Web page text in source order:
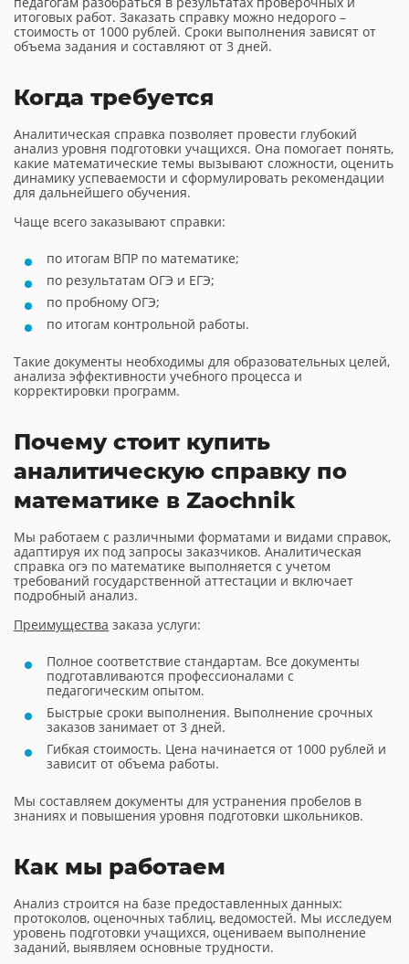
итоговых работ. Заказать справку можно недорого –
стоимость от 1000 рублей. Сроки выполнения зависят от
объема задания и составляют от 3 дней.
Когда требуется
Аналитическая справка позволяет провести глубокий
анализ уровня подготовки учащихся. Она помогает понять,
какие математические темы вызывают сложности, оценить
динамику успеваемости и сформулировать рекомендации
для дальнейшего обучения.
Чаще всего заказывают справки:
по итогам ВПР по математике;
по результатам ОГЭ и ЕГЭ;
по пробному ОГЭ;
по итогам контрольной работы.
Такие документы необходимы для образовательных целей,
анализа эффективности учебного процесса и
корректировки программ.
Почему стоит купить
аналитическую справку по
математике в Zaochnik
Мы работаем с различными форматами и видами справок,
адаптируя их под запросы заказчиков. Аналитическая
справка огэ по математике выполняется с учетом
требований государственной аттестации и включает
подробный анализ.
Преимущества заказа услуги:
Полное соответствие стандартам. Все документы
подготавливаются профессионалами с
педагогическим опытом.
Быстрые сроки выполнения. Выполнение срочных
заказов занимает от 3 дней.
Гибкая стоимость. Цена начинается от 1000 рублей и
зависит от объема работы.
Мы составляем документы для устранения пробелов в
знаниях и повышения уровня подготовки школьников.
Как мы работаем
Анализ строится на базе предоставленных данных:
протоколов, оценочных таблиц, ведомостей. Мы исследуем
уровень подготовки учащихся, оцениваем выполнение
заданий, выявляем основные трудности.